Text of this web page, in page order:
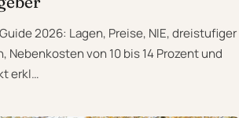
2026: Lagen, Preise, NIE, dreistufiger
Nebenkosten von 10 bis 14 Prozent und
erkl…